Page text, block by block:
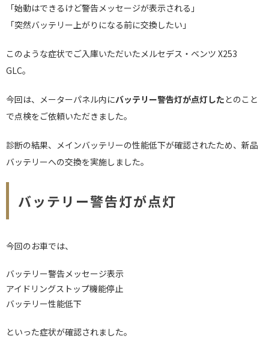
「始動はできるけど警告メッセージが表示される」
「突然バッテリー上がりになる前に交換したい」
このような症状でご入庫いただいたメルセデス・ベンツ X253
GLC。
今回は、メーターパネル内にバッテリー警告灯が点灯したとのこと
で点検をご依頼いただきました。
診断の結果、メインバッテリーの性能低下が確認されたため、新品
バッテリーへの交換を実施しました。
バッテリー警告灯が点灯
今回のお車では、
バッテリー警告メッセージ表示
アイドリングストップ機能停止
バッテリー性能低下
といった症状が確認されました。